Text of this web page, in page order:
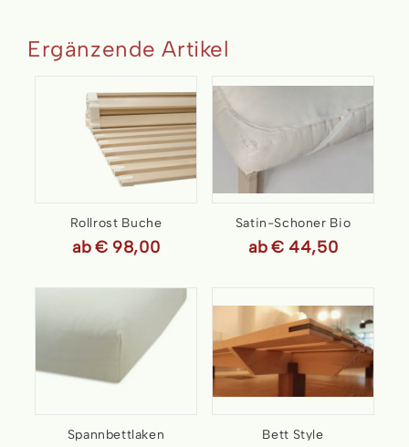
Ergänzende Artikel
Rollrost Buche
ab€ 98,00
Satin-Schoner Bio
ab€ 44,50
Spannbettlaken
Bett Style